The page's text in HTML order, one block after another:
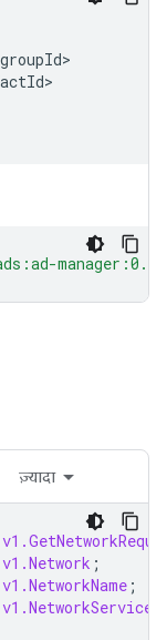
ज़्यादा
;
;